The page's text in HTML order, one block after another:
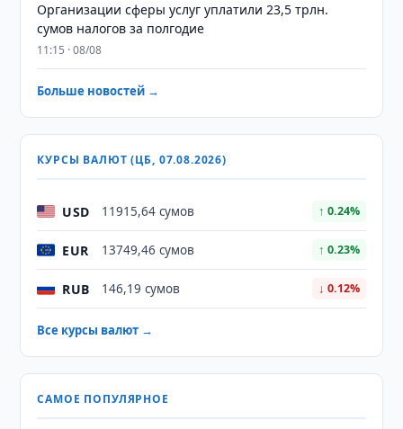
Организации сферы услуг уплатили 23,5 трлн.
сумов налогов за полгодие
11:15 · 08/08
Больше новостей →
КУРСЫ ВАЛЮТ (ЦБ, 07.08.2026)
USD 11915,64 сумов ↑ 0.24%
EUR 13749,46 сумов ↑ 0.23%
RUB 146,19 сумов ↓ 0.12%
Все курсы валют →
САМОЕ ПОПУЛЯРНОЕ